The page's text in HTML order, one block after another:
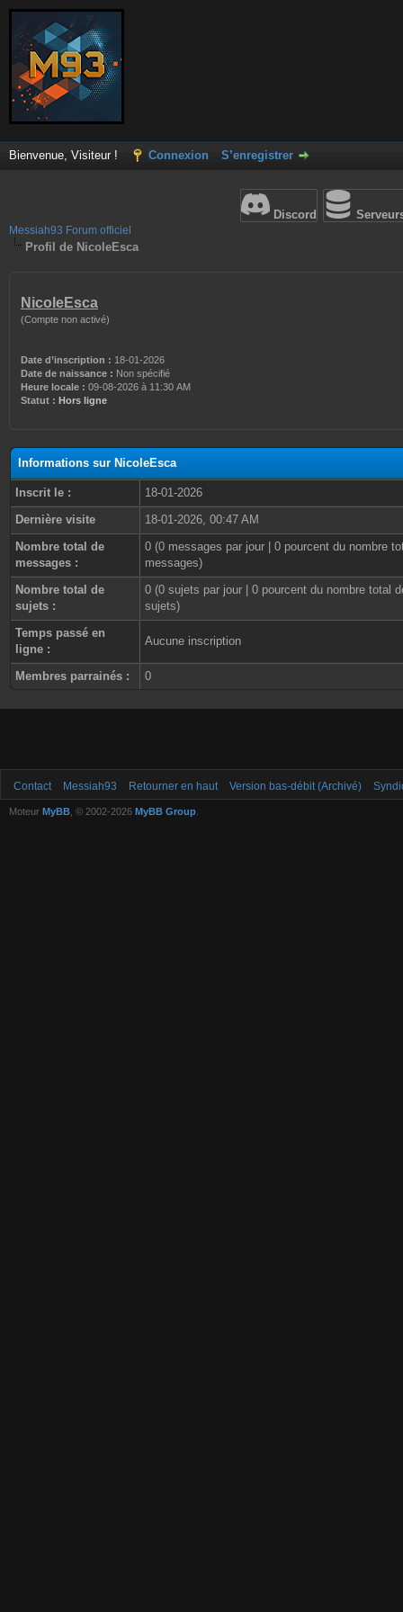
Bienvenue, Visiteur ! Connexion S’enregistrer
Discord
Messiah93 Forum officiel
Profil de NicoleEsca
NicoleEsca
(Compte non activé)
Date d’inscription : 18-01-2026
Date de naissance : Non spécifié
Heure locale : 09-08-2026 à 11:30 AM
Statut : Hors ligne
Informations sur NicoleEsca
Inscrit le :
18-01-2026
Dernière visite
18-01-2026, 00:47 AM
Nombre total de
messages :
0 (0 messages par jour | 0 pourcent du nombre
messages)
Nombre total de
sujets :
0 (0 sujets par jour | 0 pourcent du nombre total
sujets)
Temps passé en
ligne :
Aucune inscription
Membres parrainés : 0
Contact Messiah93 Retourner en haut Version bas-débit (Archivé)
Moteur MyBB , © 2002-2026 MyBB Group